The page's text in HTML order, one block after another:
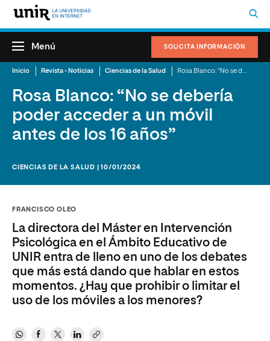
SOLICITA INFORMACIÓN
Menú
Inicio Revista - Noticias Ciencias de la Salud
Rosa Blanco: “No se debería
poder acceder a un móvil
antes de los 16 años”
CIENCIAS DE LA SALUD | 10/01/2024
FRANCISCO OLEO
La directora del Máster en Intervención
Psicológica en el Ámbito Educativo de
UNIR entra de lleno en uno de los debates
que más está dando que hablar en estos
momentos. ¿Hay que prohibir o limitar el
uso de los móviles a los menores?